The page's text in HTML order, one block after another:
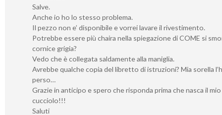
Salve.
Anche io ho lo stesso problema.
Il pezzo non e’ disponibile e vorrei lavare il rivestimento.
Potrebbe essere più chaira nella spiegazione di COME si
cornice grigia?
Vedo che è collegata saldamente alla maniglia.
Avrebbe qualche copia del libretto di istruzioni? Mia sorella
perso…
Grazie in anticipo e spero che risponda prima che nasca il mio
cucciolo!!!
Saluti